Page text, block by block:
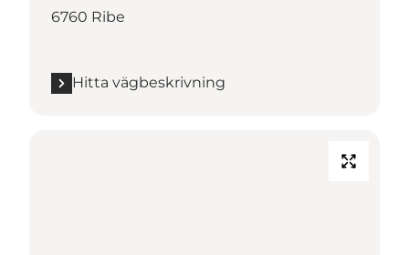
6760 Ribe
Hitta vägbeskrivning